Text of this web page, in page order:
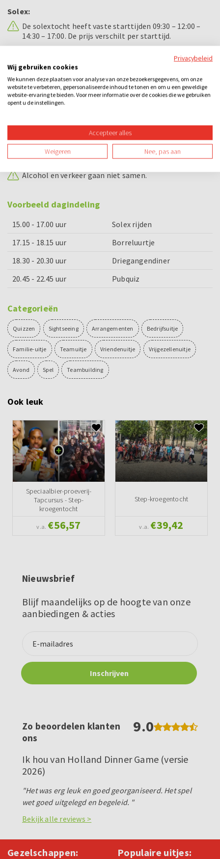
Solex:
De solextocht heeft vaste starttijden 09:30 – 12:00 –
14:30 – 17:00. De prijs verschilt per starttijd.
Om een solex te besturen dient u in het bezit te zijn
van een geldig bromfietsrijbewijs of geldig Nederlands
tonen voordat u aan de rit begint. Wellicht ten
overvloede, maar een ingetrokken of verlopen rijbewijs
wordt door ons niet gezien als een geldig rijbewijs.
schade opzittende verzekering afgesloten.
Borg per gezelschap is € 250,- deze dient u in
contanten vooraf te voldoen.
Alcohol en verkeer gaan niet samen.
Voorbeeld dagindeling
15.00 - 17.00 uur
Solex rijden
17.15 - 18.15 uur
Borreluurtje
18.30 - 20.30 uur
Driegangendiner
20.45 - 22.45 uur
Pubquiz
Categorieën
Quizzen Sightseeing Arrangementen Bedrijfsuitje
Familie-uitje Teamuitje Vriendenuitje Vrijgezellenuitje
Avond Spel Teambuilding
Ook leuk
Speciaalbier-proeverij-
Tapcursus - Step-
kroegentocht
v.a. €56,57
Step-kroegentocht
v.a. €39,42
Nieuwsbrief
Blijf maandelijks op de hoogte van onze
aanbiedingen & acties
Zo beoordelen klanten
ons
9.0
Ik hou van Holland Dinner Game (versie
2026)
"Het was erg leuk en goed georganiseerd. Het spel
wet goed uitgelegd en begeleid. "
Bekijk alle reviews >
Gezelschappen: Populaire uitjes:
Privacybeleid
Wij gebruiken cookies
We kunnen deze plaatsen voor analyse van onze bezoekersgegevens, om onze
website te verbeteren, gepersonaliseerde inhoud te tonen en om u een geweldige
website-ervaring te bieden. Voor meer informatie over de cookies die we gebruiken
opent u de instellingen.
Accepteer alles
Weigeren Nee, pas aan